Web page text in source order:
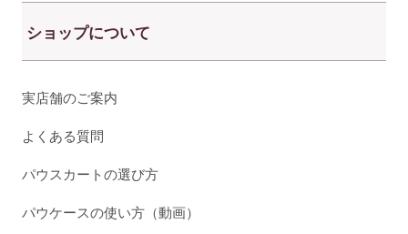
ショップについて
実店舗のご案内
よくある質問
パウスカートの選び方
パウケースの使い方（動画）